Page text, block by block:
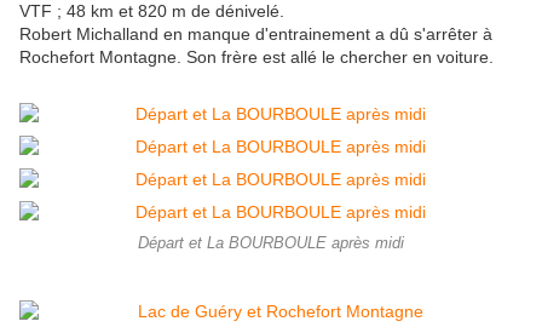
VTF ; 48 km et 820 m de dénivelé.
Robert Michalland en manque d'entrainement a dû s'arrêter à
Rochefort Montagne. Son frère est allé le chercher en voiture.
Départ et La BOURBOULE après midi